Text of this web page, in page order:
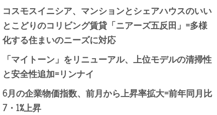
コスモスイニシア、マンションとシェアハウスのいい
とこどりのコリビング賃貸「ニアーズ五反田」=多様
化する住まいのニーズに対応
「マイトーン」をリニューアル、上位モデルの清掃性
と安全性追加=リンナイ
6月の企業物価指数、前月から上昇率拡大=前年同月比
7・1%上昇